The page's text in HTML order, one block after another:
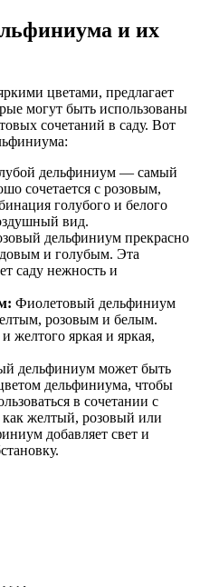
и их
цветами, предлагает
могут быть использованы
сочетаний в саду. Вот
дельфиниум — самый
сочетается с розовым,
голубого и белого
вид.
дельфиниум прекрасно
и голубым. Эта
саду нежность и
Фиолетовый дельфиниум
розовым и белым.
желтого яркая и яркая,
дельфиниум может быть
дельфиниума, чтобы
в сочетании с
желтый, розовый или
добавляет свет и